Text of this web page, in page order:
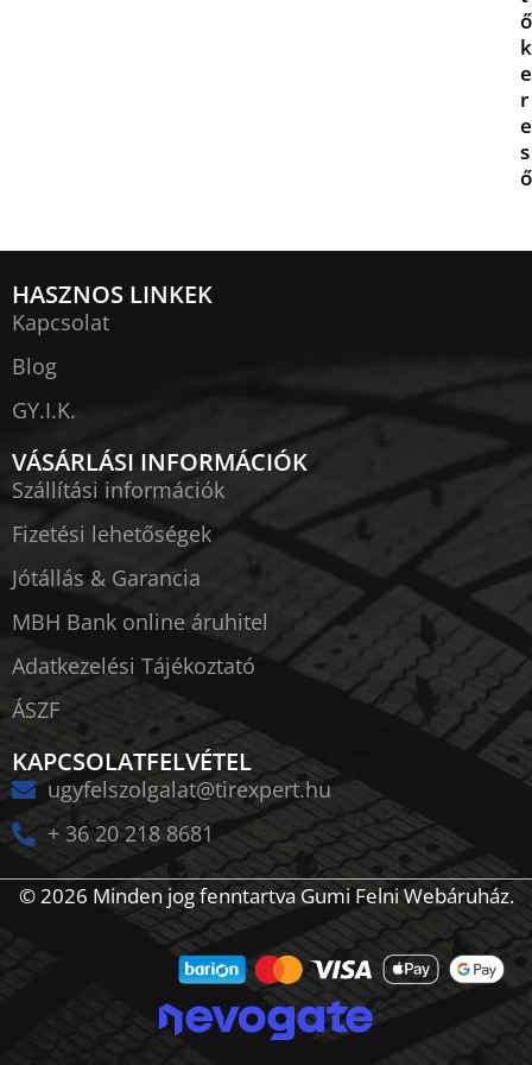
ő
k
e
r
e
s
ő
HASZNOS LINKEK
Kapcsolat
Blog
GY.I.K.
VÁSÁRLÁSI INFORMÁCIÓK
Szállítási információk
Fizetési lehetőségek
Jótállás & Garancia
MBH Bank online áruhitel
Adatkezelési Tájékoztató
ÁSZF
KAPCSOLATFELVÉTEL
ugyfelszolgalat@tirexpert.hu
+ 36 20 218 8681
© 2026 Minden jog fenntartva Gumi Felni Webáruház.